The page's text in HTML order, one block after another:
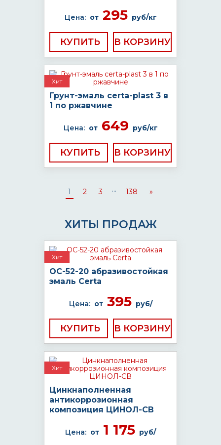
Цена: от295 руб/кг
КУПИТЬ
Хит
Грунт-эмаль certa-plast 3 в
1 по ржавчине
Цена: от649 руб/кг
КУПИТЬ
1 2 3 ... 138 »
ХИТЫ ПРОДАЖ
Хит
ОС-52-20 абразивостойкая
эмаль Certa
Цена: от395 руб/
КУПИТЬ
Хит
Цинкнаполненная
антикоррозионная
композиция ЦИНОЛ-СВ
Цена: от 1 175 руб/